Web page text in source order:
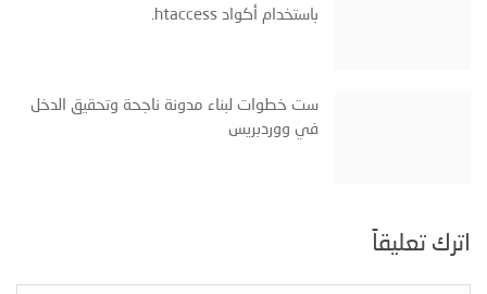
باستخدام أكواد ‎.htaccess
ست خطوات لبناء مدونة ناجحة وتحقيق الدخل
في ووردبريس
اترك تعليقاً